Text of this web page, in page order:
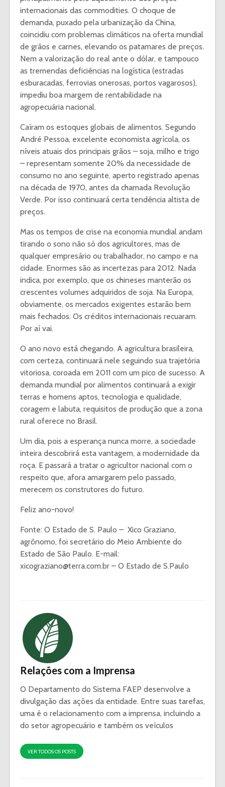
internacionais das commodities. O choque de
demanda, puxado pela urbanização da China,
coincidiu com problemas climáticos na oferta mundial
de grãos e carnes, elevando os patamares de preços.
Nem a valorização do real ante o dólar, e tampouco
as tremendas deficiências na logística (estradas
esburacadas, ferrovias onerosas, portos vagarosos),
impediu boa margem de rentabilidade na
agropecuária nacional.
Caíram os estoques globais de alimentos. Segundo
André Pessoa, excelente economista agrícola, os
níveis atuais dos principais grãos – soja, milho e trigo
– representam somente 20% da necessidade de
consumo no ano seguinte, aperto registrado apenas
na década de 1970, antes da chamada Revolução
Verde. Por isso continuará certa tendência altista de
preços.
Mas os tempos de crise na economia mundial andam
tirando o sono não só dos agricultores, mas de
qualquer empresário ou trabalhador, no campo e na
cidade. Enormes são as incertezas para 2012. Nada
indica, por exemplo, que os chineses manterão os
crescentes volumes adquiridos de soja. Na Europa,
obviamente, os mercados exigentes estarão bem
mais fechados. Os créditos internacionais recuaram.
Por aí vai.
O ano novo está chegando. A agricultura brasileira,
com certeza, continuará nele seguindo sua trajetória
vitoriosa, coroada em 2011 com um pico de sucesso. A
demanda mundial por alimentos continuará a exigir
terras e homens aptos, tecnologia e qualidade,
coragem e labuta, requisitos de produção que a zona
rural oferece no Brasil.
Um dia, pois a esperança nunca morre, a sociedade
inteira descobrirá esta vantagem, a modernidade da
roça. E passará a tratar o agricultor nacional com o
respeito que, afora amargarem pelo passado,
merecem os construtores do futuro.
Feliz ano-novo!
Fonte: O Estado de S. Paulo – Xico Graziano,
agrônomo, foi secretário do Meio Ambiente do
Estado de São Paulo. E-mail:
xicograziano@terra.com.br – O Estado de S.Paulo
Relações com a Imprensa
O Departamento do Sistema FAEP desenvolve a
divulgação das ações da entidade. Entre suas tarefas,
uma é o relacionamento com a imprensa, incluindo a
do setor agropecuário e também os veículos
VER TODOS OS POSTS